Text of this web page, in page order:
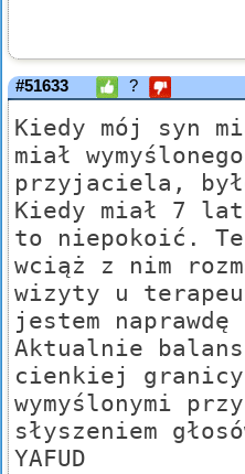
#51633 ?
Kiedy mój syn
miał wymyślonego
przyjaciela,
Kiedy miał 7
to niepokoić.
wciąż z nim
wizyty u
jestem naprawdę
Aktualnie
cienkiej granicy
wymyślonymi
słyszeniem
YAFUD